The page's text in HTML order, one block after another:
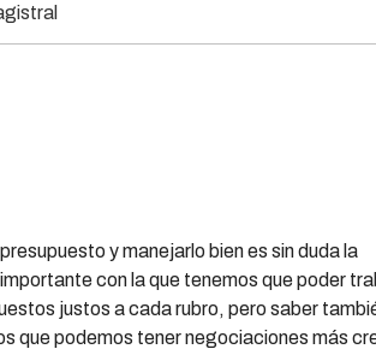
y manejarlo bien es sin duda la
con la que tenemos que poder
justos a cada rubro, pero saber
que podemos tener negociaciones más